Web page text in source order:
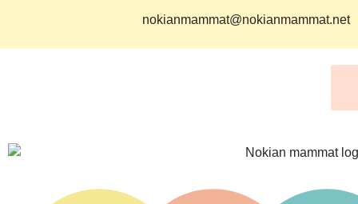
nokianmammat@nokianmammat.net